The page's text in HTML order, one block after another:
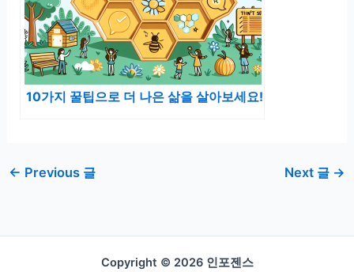
10가지 꿀팁으로 더 나은 삶을 살아보세요!
← Previous 글 Next 글 →
Copyright © 2026 인포젠스